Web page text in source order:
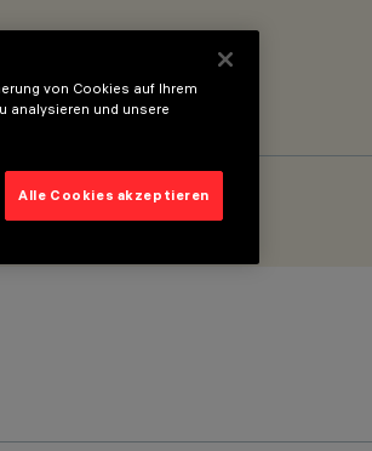
von Cookies auf Ihrem
analysieren und unsere
Alle Cookies akzeptieren